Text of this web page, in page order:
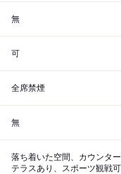
無
可
全席禁煙
無
落ち着いた空間、カウンタ
テラスあり、スポーツ観戦